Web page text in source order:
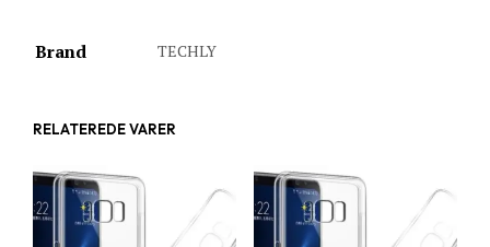
Brand TECHLY
RELATEREDE VARER